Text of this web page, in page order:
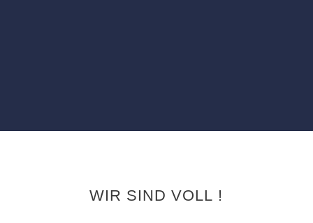
WIR SIND VOLL !